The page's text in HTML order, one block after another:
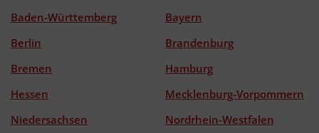
Baden-Württemberg
Bayern
Berlin
Brandenburg
Bremen
Hamburg
Hessen
Mecklenburg-Vorpommern
Niedersachsen
Nordrhein-Westfalen